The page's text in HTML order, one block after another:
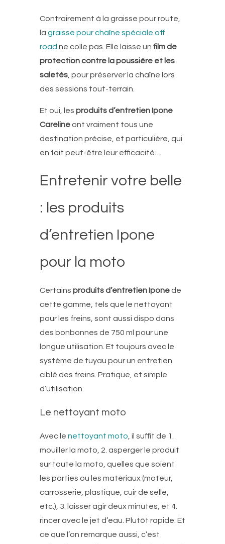
Contrairement à la graisse pour route,
la graisse pour chaîne spéciale off
road ne colle pas. Elle laisse un film de
protection contre la poussière et les
saletés, pour préserver la chaîne lors
des sessions tout-terrain.
Et oui, les produits d’entretien Ipone
Carelineont vraiment tous une
destination précise, et particulière, qui
en fait peut-être leur efficacité…
Entretenir votre belle
: les produits
d’entretien Ipone
pour la moto
Certains produits d’entretien Iponede
cette gamme, tels que le nettoyant
pour les freins, sont aussi dispo dans
des bonbonnes de 750 ml pour une
longue utilisation. Et toujours avec le
système de tuyau pour un entretien
ciblé des freins. Pratique, et simple
d’utilisation.
Le nettoyant moto
Avec le nettoyant moto, il suffit de 1.
mouiller la moto, 2. asperger le produit
sur toute la moto, quelles que soient
les parties ou les matériaux (moteur,
carrosserie, plastique, cuir de selle,
etc.), 3. laisser agir deux minutes, et 4.
rincer avec le jet d’eau. Plutôt rapide. Et
ce que l’on remarque aussi, c’est